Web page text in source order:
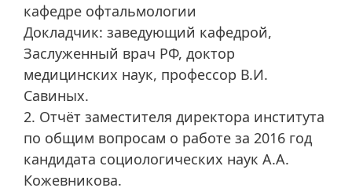
кафедре офтальмологии
Докладчик: заведующий кафедрой,
Заслуженный врач РФ, доктор
медицинских наук, профессор В.И.
Савиных.
2. Отчёт заместителя директора института
по общим вопросам о работе за 2016 год
кандидата социологических наук А.А.
Кожевникова.